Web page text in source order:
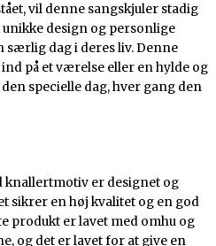
vil denne sangskjuler stadig
unikke design og personlige
særlig dag i deres liv. Denne
på et værelse eller en hylde og
specielle dag, hver gang den
er designet og
sikrer en høj kvalitet og en god
produkt er lavet med omhu og
og det er lavet for at give en